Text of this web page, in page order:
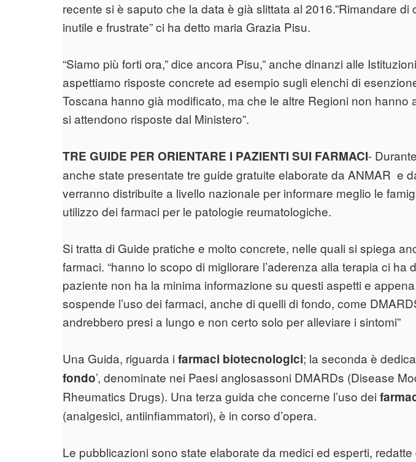
recente si è saputo che la data è già slittata al 2016.”Rimandare di
inutile e frustrate” ci ha detto maria Grazia Pisu.
“Siamo più forti ora,” dice ancora Pisu,” anche dinanzi alle
aspettiamo risposte concrete ad esempio sugli elenchi di
Toscana hanno già modificato, ma che le altre Regioni non hanno
si attendono risposte dal Ministero”.
TRE GUIDE PER ORIENTARE I PAZIENTI SUI FARMACI-
anche state presentate tre guide gratuite elaborate da ANMAR e
verranno distribuite a livello nazionale per informare meglio le
utilizzo dei farmaci per le patologie reumatologiche.
Si tratta di Guide pratiche e molto concrete, nelle quali si spiega
farmaci. “hanno lo scopo di migliorare l’aderenza alla terapia ci ha
paziente non ha la minima informazione su questi aspetti e
sospende l’uso dei farmaci, anche di quelli di fondo, come
andrebbero presi a lungo e non certo solo per alleviare i sintomi”
Una Guida, riguarda i farmaci biotecnologici; la seconda è
fondo’, denominate nei Paesi anglosassoni DMARDs (Disease
Rheumatics Drugs). Una terza guida che concerne l’uso dei
(analgesici, antiinfiammatori), è in corso d’opera.
Le pubblicazioni sono state elaborate da medici ed esperti, redatte